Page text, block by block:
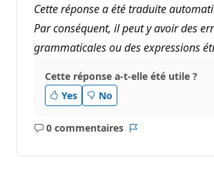
Cette réponse a été traduite
Par conséquent, il peut y avoir des
grammaticales ou des expressions
Cette réponse a-t-elle été utile ?
Yes
No
0 commentaires
Aucun